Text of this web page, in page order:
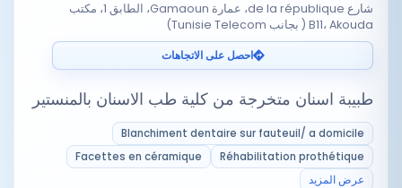
شارع de la république، عمارة Gamaoun، الطابق 1، مكتب
B11، Akouda ( بجانب Tunisie Telecom)
احصل على الاتجاهات
طبيبة اسنان متخرجة من كلية طب الاسنان بالمنستير
Blanchiment dentaire sur fauteuil/ a domicile
Réhabilitation prothétique
Facettes en céramique
عرض المزيد